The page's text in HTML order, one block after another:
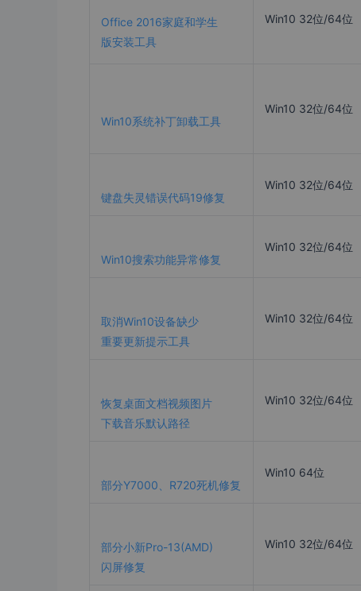
Office 2016家庭和学生
版安装工具
Win10 32位/64位
Win10系统补丁卸载工具
Win10 32位/64位
键盘失灵错误代码19修复
Win10 32位/64位
Win10搜索功能异常修复
Win10 32位/64位
取消Win10设备缺少
重要更新提示工具
Win10 32位/64位
恢复桌面文档视频图片
下载音乐默认路径
Win10 32位/64位
部分Y7000、R720死机修复
Win10 64位
部分小新Pro-13(AMD)
闪屏修复
Win10 32位/64位